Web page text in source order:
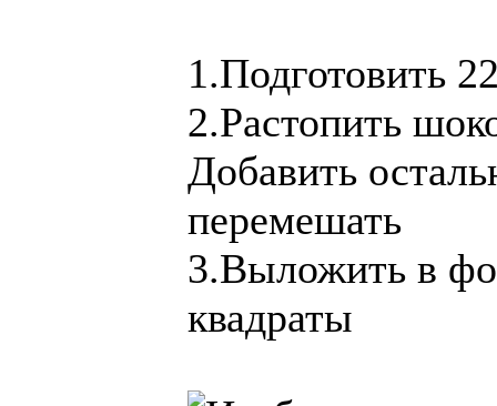
1.Подготовить
2.Растопить
Добавить
перемешать
3.Выложить в
квадраты